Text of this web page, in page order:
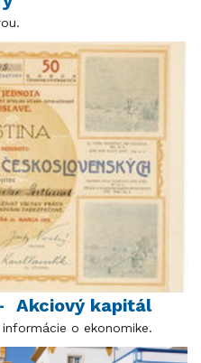
Akciový kapitál
o ekonomike.